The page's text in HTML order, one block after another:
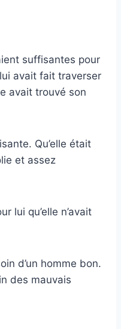
suffisantes pour
avait fait traverser
avait trouvé son
Qu’elle était
et assez
lui qu’elle n’avait
d’un homme bon.
des mauvais